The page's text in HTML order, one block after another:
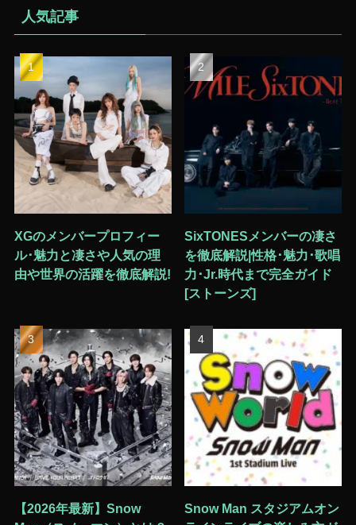
人気記事
XGのメンバープロフィー
ル･魅力と凄さや人気の理
由や世界の活躍を徹底解説!
SixTONESメンバーの凄さ
を徹底解説|性格･魅力･歌唱
力･Jr.時代まで完全ガイド
[ストーンズ]
【2026年最新】Snow
Snow Man スタジアムオン